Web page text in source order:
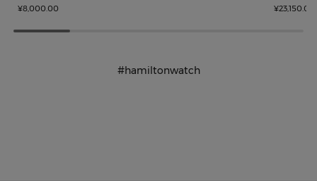
¥8,000.00
¥23,150.00
#hamiltonwatch